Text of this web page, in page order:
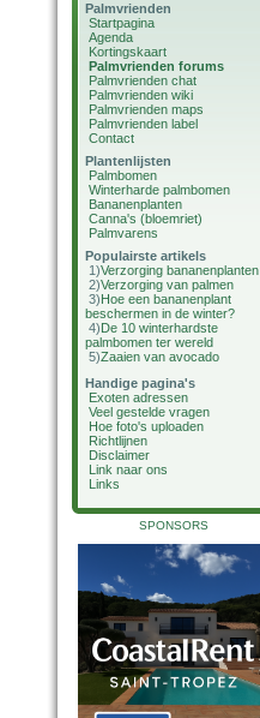
Palmvrienden
Startpagina
Agenda
Kortingskaart
Palmvrienden forums
Palmvrienden chat
Palmvrienden wiki
Palmvrienden maps
Palmvrienden label
Contact
Plantenlijsten
Palmbomen
Winterharde palmbomen
Bananenplanten
Canna's (bloemriet)
Palmvarens
Populairste artikels
1)Verzorging bananenplanten
2)Verzorging van palmen
3)Hoe een bananenplant
beschermen in de winter?
4)De 10 winterhardste
palmbomen ter wereld
5)Zaaien van avocado
Handige pagina's
Exoten adressen
Veel gestelde vragen
Hoe foto's uploaden
Richtlijnen
Disclaimer
Link naar ons
Links
SPONSORS